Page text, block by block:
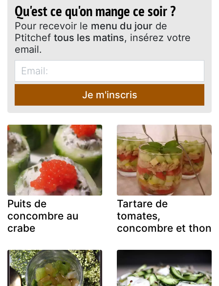
Qu'est ce qu'on mange ce soir ?
Pour recevoir le menu du jour de
Ptitchef tous les matins, insérez votre
email.
Je m'inscris
Puits de
concombre au
crabe
Tartare de
tomates,
concombre et thon